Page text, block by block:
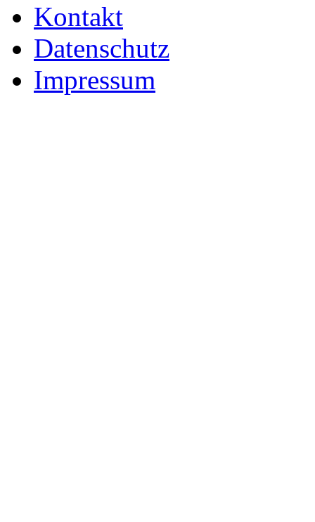
Kontakt
Datenschutz
Impressum